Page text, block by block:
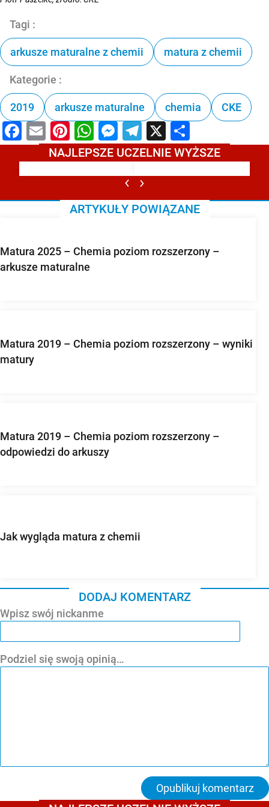
Tagi :
arkusze maturalne z chemii matura z chemii
Kategorie :
2019 arkusze maturalne chemia CKE
Facebook
EmailPinterest
WhatsApp
Messenger
Telegram
X
NAJLEPSZE UCZELNIE WYŻSZE
ARTYKUŁY POWIĄZANE
Matura 2025 – Chemia poziom rozszerzony –
arkusze maturalne
Matura 2019 – Chemia poziom rozszerzony – wyniki
matury
Matura 2019 – Chemia poziom rozszerzony –
odpowiedzi do arkuszy
Jak wygląda matura z chemii
DODAJ KOMENTARZ
Wpisz swój nickanme
Podziel się swoją opinią…
Opublikuj komentarz